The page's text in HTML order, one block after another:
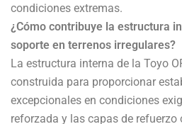
condiciones extremas.
¿Cómo contribuye la estructura
soporte en terrenos irregulares?
La estructura interna de la Toyo
construida para proporcionar
excepcionales en condiciones
reforzada y las capas de refuerzo